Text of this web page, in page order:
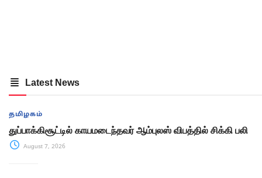
Latest News
தமிழகம்
துப்பாக்கிசூட்டில் காயமடைந்தவர் ஆம்புலஸ் விபத்தில் சிக்கி பலி
August 7, 2026